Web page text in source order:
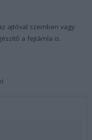
ajtóval szemben vagy
a fejtámla is.